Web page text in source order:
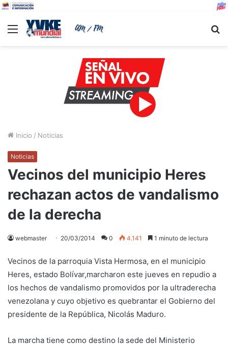
Menu
Inicio / Noticias
Noticias
Vecinos del municipio Heres
rechazan actos de vandalismo
de la derecha
webmaster 20/03/2014 0 4.141 1 minuto de lectura
Vecinos de la parroquia Vista Hermosa, en el municipio
Heres, estado Bolívar,marcharon este jueves en repudio a
los hechos de vandalismo promovidos por la ultraderecha
venezolana y cuyo objetivo es quebrantar el Gobierno del
presidente de la República, Nicolás Maduro.
La marcha tiene como destino la sede del Ministerio